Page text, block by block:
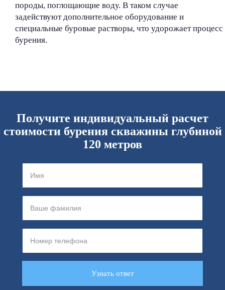
породы, поглощающие воду. В таком случае
задействуют дополнительное оборудование и
специальные буровые растворы, что удорожает процесс
бурения.
Получите индивидуальный расчет
стоимости бурения скважины глубиной
120 метров
Узнать ответ